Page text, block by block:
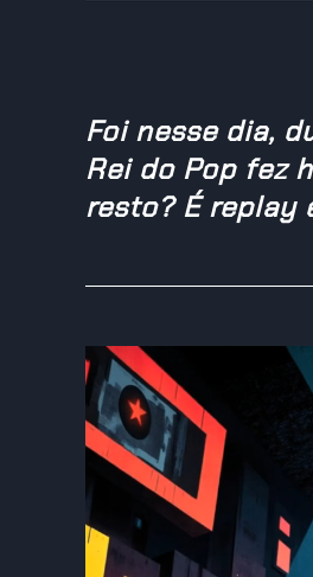
Foi nesse dia,
Rei do Pop fez
resto? É replay
Reprodutor
de
vídeo